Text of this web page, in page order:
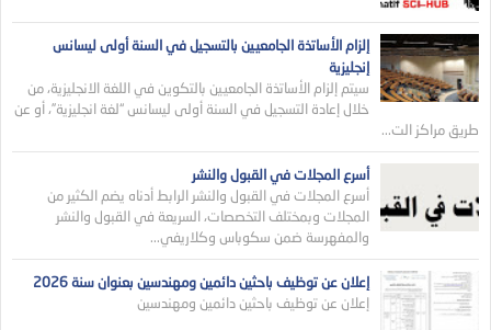
إلزام الأساتذة الجامعيين بالتسجيل في السنة أولى ليسانس
إنجليزية
سيتم إلزام الأساتذة الجامعيين بالتكوين في اللغة الانجليزية، من
خلال إعادة التسجيل في السنة أولى ليسانس “لغة انجليزية”، أو عن
طريق مراكز الت...
أسرع المجلات في القبول والنشر
أسرع المجلات في القبول والنشر الرابط أدناه يضم الكثير من
المجلات وبمختلف التخصصات، السريعة في القبول والنشر
والمفهرسة ضمن سكوباس وكلاريفي...
إعلان عن توظيف باحثين دائمين ومهندسين بعنوان سنة 2026
إعلان عن توظيف باحثين دائمين ومهندسين